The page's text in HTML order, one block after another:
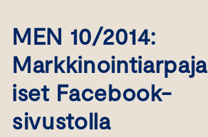
MEN 10/2014:
Markkinointiarpaja
iset Facebook-
sivustolla